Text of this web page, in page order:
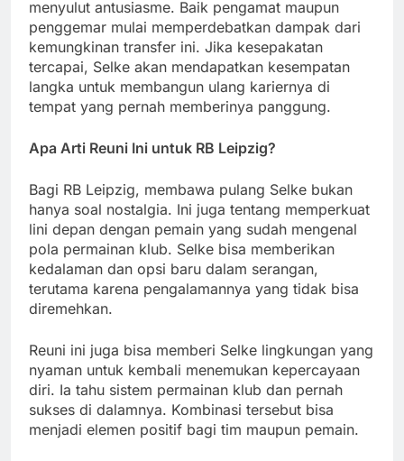
menyulut antusiasme. Baik pengamat maupun
penggemar mulai memperdebatkan dampak dari
kemungkinan transfer ini. Jika kesepakatan
tercapai, Selke akan mendapatkan kesempatan
langka untuk membangun ulang kariernya di
tempat yang pernah memberinya panggung.
Apa Arti Reuni Ini untuk RB Leipzig?
Bagi RB Leipzig, membawa pulang Selke bukan
hanya soal nostalgia. Ini juga tentang memperkuat
lini depan dengan pemain yang sudah mengenal
pola permainan klub. Selke bisa memberikan
kedalaman dan opsi baru dalam serangan,
terutama karena pengalamannya yang tidak bisa
diremehkan.
Reuni ini juga bisa memberi Selke lingkungan yang
nyaman untuk kembali menemukan kepercayaan
diri. Ia tahu sistem permainan klub dan pernah
sukses di dalamnya. Kombinasi tersebut bisa
menjadi elemen positif bagi tim maupun pemain.